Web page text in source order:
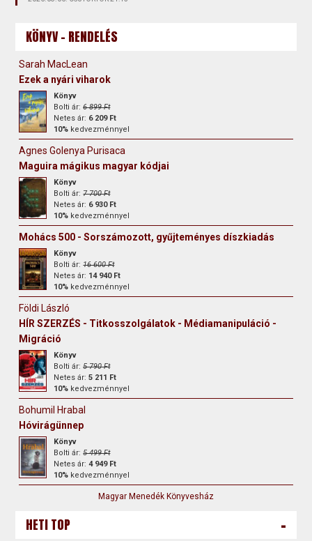
KÖNYV - RENDELÉS
Sarah MacLean
Ezek a nyári viharok
Könyv
Bolti ár:6 899 Ft
Netes ár: 6 209 Ft
10% kedvezménnyel
Agnes Golenya Purisaca
Maguira mágikus magyar kódjai
Könyv
Bolti ár:7 700 Ft
Netes ár: 6 930 Ft
10% kedvezménnyel
Mohács 500 - Sorszámozott, gyűjteményes díszkiadás
Könyv
Bolti ár:16 600 Ft
Netes ár: 14 940 Ft
10% kedvezménnyel
Földi László
HÍR SZERZÉS - Titkosszolgálatok - Médiamanipuláció -
Migráció
Könyv
Bolti ár:5 790 Ft
Netes ár:5 211 Ft
10% kedvezménnyel
Bohumil Hrabal
Hóvirágünnep
Könyv
Bolti ár:5 499 Ft
Netes ár:4 949 Ft
10% kedvezménnyel
Magyar Menedék Könyvesház
HETI TOP -